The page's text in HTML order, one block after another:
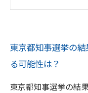
都知事選挙の
動する可能性は？
東京都知事選挙の
る可能性は？
東京都知事選挙の結